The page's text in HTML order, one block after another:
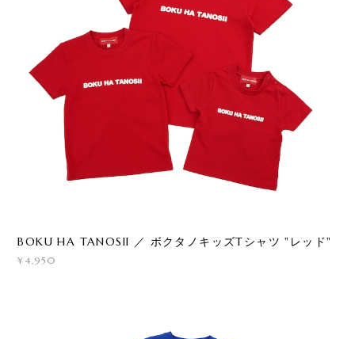
BOKU HA TANOSII ／ ボクタノキッズTシャツ "レッド"
¥4,950